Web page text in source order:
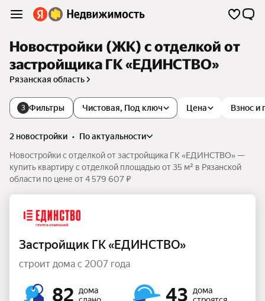
Новостройки (ЖК) с отделкой от
застройщика ГК «ЕДИНСТВО»
Рязанская область
3 Фильтры Цена Взнос и
Чистовая, Под ключ
2 новостройки •
по актуальности
Новостройки с отделкой от застройщика ГК «ЕДИНСТВО» —
купить квартиру с отделкой площадью от 35 м² в Рязанской
области по цене от 4 579 607 ₽
Застройщик ГК «ЕДИНСТВО»
строит дома с 2007 года
82
дома
43
дома